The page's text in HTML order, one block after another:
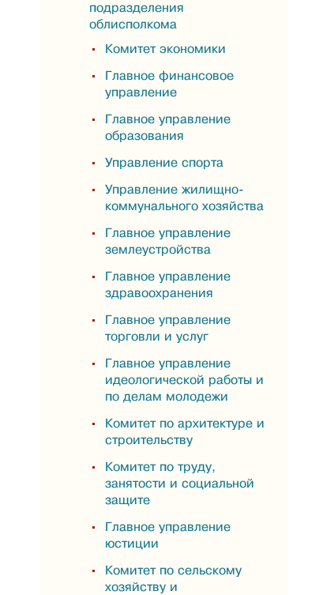
подразделения
облисполкома
Комитет экономики
Главное финансовое
управление
Главное управление
образования
Управление спорта
Управление жилищно-
коммунального хозяйства
Главное управление
землеустройства
Главное управление
здравоохранения
Главное управление
торговли и услуг
Главное управление
идеологической работы и
по делам молодежи
Комитет по архитектуре и
строительству
Комитет по труду,
занятости и социальной
защите
Главное управление
юстиции
Комитет по сельскому
хозяйству и